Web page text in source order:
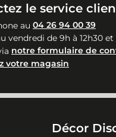
le service
au 04 26 94 00 39
vendredi de 9h à 12h30 et
notre formulaire de
votre magasin
Décor